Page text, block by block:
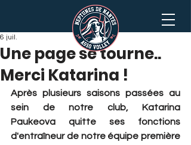
Une page se tourne..
Merci Katarina !
6 juil.
Après plusieurs saisons passées au
sein de notre club, Katarina
Paukeova quitte ses fonctions
d'entraîneur de notre équipe première